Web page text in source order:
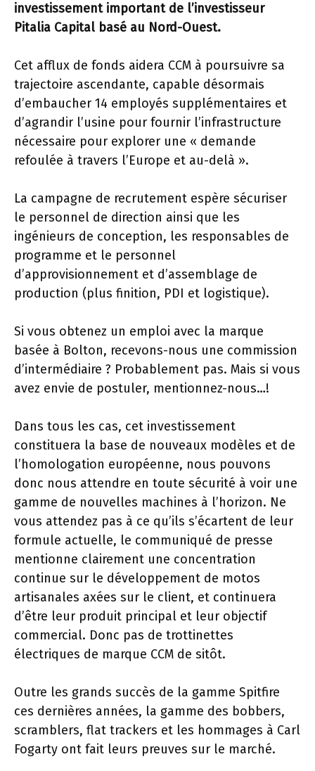
investissement important de l’investisseur
Pitalia Capital basé au Nord-Ouest.
Cet afflux de fonds aidera CCM à poursuivre sa
trajectoire ascendante, capable désormais
d’embaucher 14 employés supplémentaires et
d’agrandir l’usine pour fournir l’infrastructure
nécessaire pour explorer une « demande
refoulée à travers l’Europe et au-delà ».
La campagne de recrutement espère sécuriser
le personnel de direction ainsi que les
ingénieurs de conception, les responsables de
programme et le personnel
d’approvisionnement et d’assemblage de
production (plus finition, PDI et logistique).
Si vous obtenez un emploi avec la marque
basée à Bolton, recevons-nous une commission
d’intermédiaire ? Probablement pas. Mais si vous
avez envie de postuler, mentionnez-nous…!
Dans tous les cas, cet investissement
constituera la base de nouveaux modèles et de
l’homologation européenne, nous pouvons
donc nous attendre en toute sécurité à voir une
gamme de nouvelles machines à l’horizon. Ne
vous attendez pas à ce qu’ils s’écartent de leur
formule actuelle, le communiqué de presse
mentionne clairement une concentration
continue sur le développement de motos
artisanales axées sur le client, et continuera
d’être leur produit principal et leur objectif
commercial. Donc pas de trottinettes
électriques de marque CCM de sitôt.
Outre les grands succès de la gamme Spitfire
ces dernières années, la gamme des bobbers,
scramblers, flat trackers et les hommages à Carl
Fogarty ont fait leurs preuves sur le marché.